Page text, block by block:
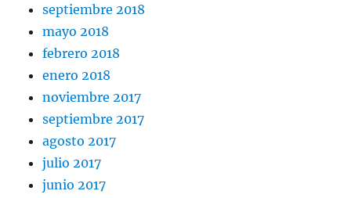
septiembre 2018
mayo 2018
febrero 2018
enero 2018
noviembre 2017
septiembre 2017
agosto 2017
julio 2017
junio 2017